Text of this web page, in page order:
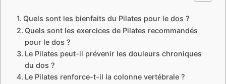
Quels sont les bienfaits du Pilates pour le dos ?
Quels sont les exercices de Pilates recommandés
pour le dos ?
Le Pilates peut-il prévenir les douleurs chroniques
du dos ?
Le Pilates renforce-t-il la colonne vertébrale ?